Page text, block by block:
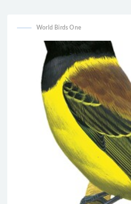
World Birds One